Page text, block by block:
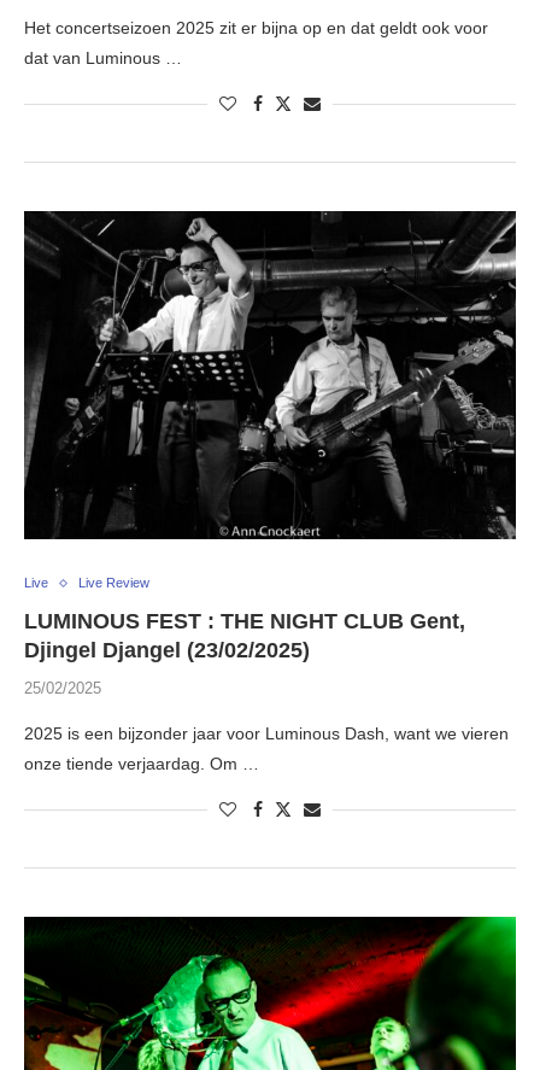
Het concertseizoen 2025 zit er bijna op en dat geldt ook voor
dat van Luminous …
Live Live Review
LUMINOUS FEST : THE NIGHT CLUB Gent,
Djingel Djangel (23/02/2025)
25/02/2025
2025 is een bijzonder jaar voor Luminous Dash, want we vieren
onze tiende verjaardag. Om …